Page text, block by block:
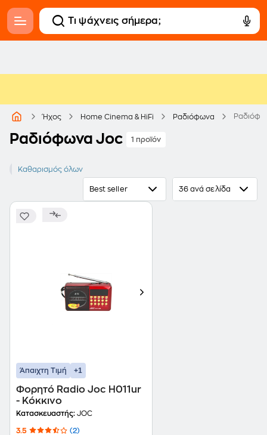
Ήχος Home Cinema & HiFi Ραδιόφωνα
Ραδιόφωνα Joc 1 προϊόν
JOC
Καθαρισμός όλων
Best seller 36 ανά σελίδα
Άπαιχτη Τιμή +1
Φορητό Radio Joc H011ur
- Κόκκινο
Κατασκευαστής: JOC
3.5 (2)